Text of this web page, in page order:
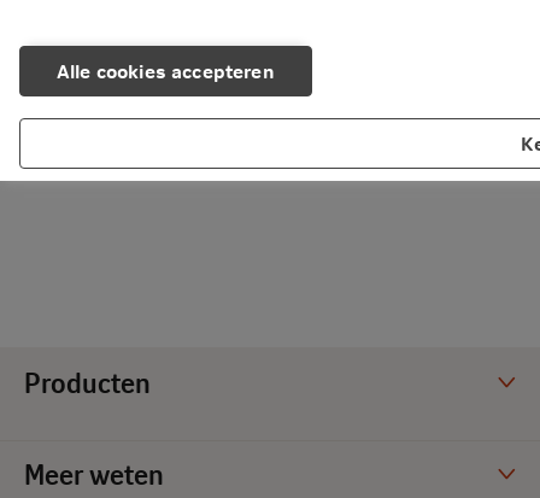
Producten
Meer weten
Alle cookies accepteren